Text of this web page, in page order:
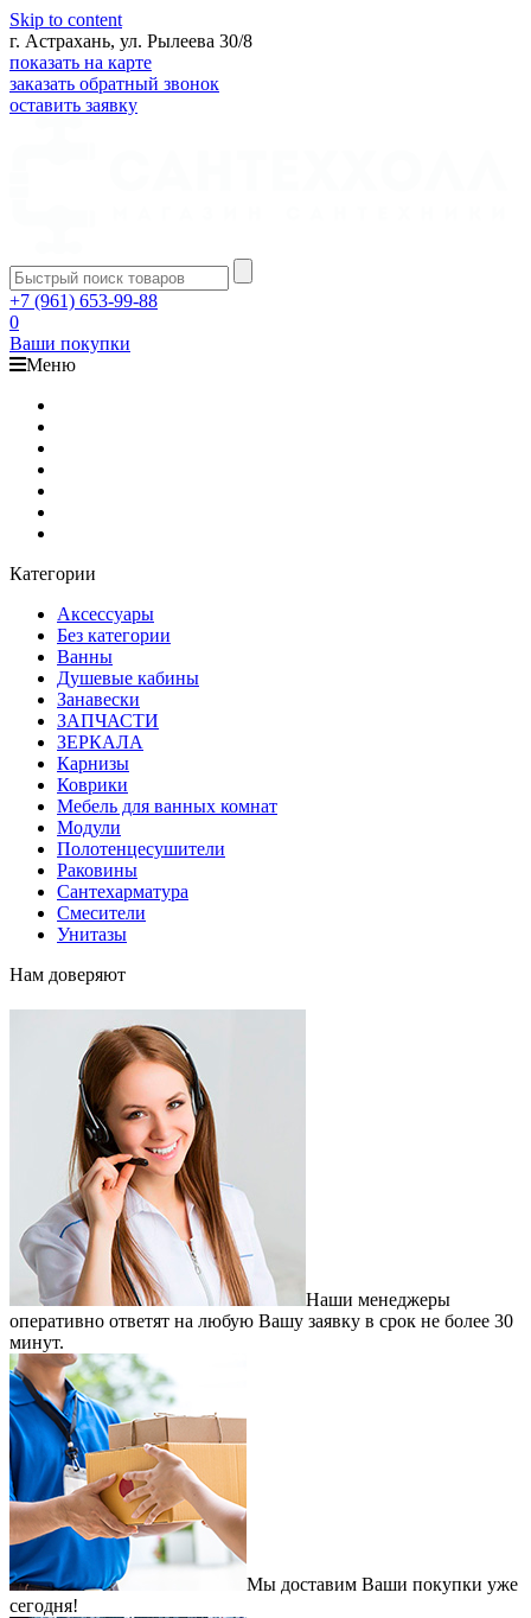
Skip to content
г. Астрахань, ул. Рылеева 30/8
показать на карте
заказать обратный звонок
оставить заявку
+7 (961) 653-99-88
0
Ваши покупки
Меню
Категории
Аксессуары
Без категории
Ванны
Душевые кабины
Занавески
ЗАПЧАСТИ
ЗЕРКАЛА
Карнизы
Коврики
Мебель для ванных комнат
Модули
Полотенцесушители
Раковины
Сантехарматура
Смесители
Унитазы
Нам доверяют
Наши менеджеры
оперативно ответят на любую Вашу заявку в срок не более 30
минут.
Мы доставим Ваши покупки уже
сегодня!